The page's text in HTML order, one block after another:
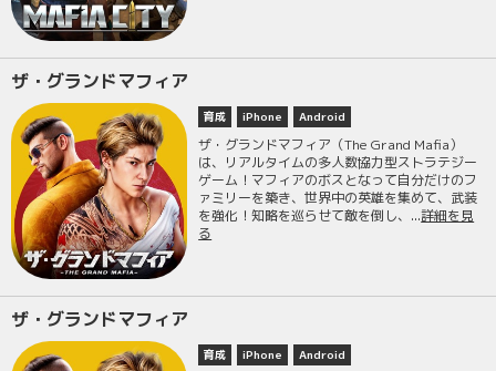
ザ・グランドマフィア
育成 iPhone Android
ザ・グランドマフィア（The Grand Mafia）
は、リアルタイムの多人数協力型ストラテジー
ゲーム！マフィアのボスとなって自分だけのフ
ァミリーを築き、世界中の英雄を集めて、武装
を強化！知略を巡らせて敵を倒し、...詳細を見
る
ザ・グランドマフィア
育成 iPhone Android